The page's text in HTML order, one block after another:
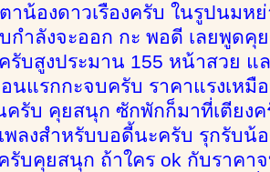
าน้องดาวเรืองครับ ในรูปนม
ำลังจะออก กะ พอดี เลยพูด
ครับสูงประมาน 155 หน้าสวย
แรกกะจบครับ ราคาแรงเห
รับ คุยสนุก ซักพักก็มาที่เตียง
พลงสำหรับบอดี้นะครับ รุกรับน้
บคุยสนุก ถ้าใคร ok กับราคา